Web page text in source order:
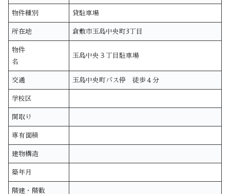
物件種別 貸駐車場
所在地 倉敷市玉島中央町3丁目
物件
名
玉島中央３丁目駐車場
交通 玉島中央町バス停 徒歩４分
学校区
間取り
専有面積
建物構造
築年月
階建・階数